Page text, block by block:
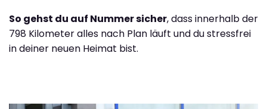
So gehst du auf Nummer sicher, dass innerhalb der
798 Kilometer alles nach Plan läuft und du stressfrei
in deiner neuen Heimat bist.